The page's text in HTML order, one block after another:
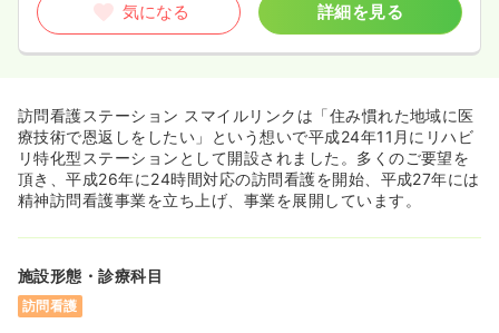
気になる 詳細を見る
訪問看護ステーション スマイルリンクは「住み慣れた地域に医
療技術で恩返しをしたい」という想いで平成24年11月にリハビ
リ特化型ステーションとして開設されました。多くのご要望を
頂き、平成26年に24時間対応の訪問看護を開始、平成27年には
精神訪問看護事業を立ち上げ、事業を展開しています。
施設形態・診療科目
訪問看護